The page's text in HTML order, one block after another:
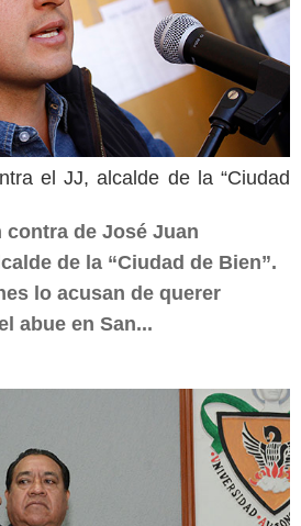
el JJ, alcalde de la “Ciudad
contra de José Juan
de la “Ciudad de Bien”.
lo acusan de querer
abue en San...